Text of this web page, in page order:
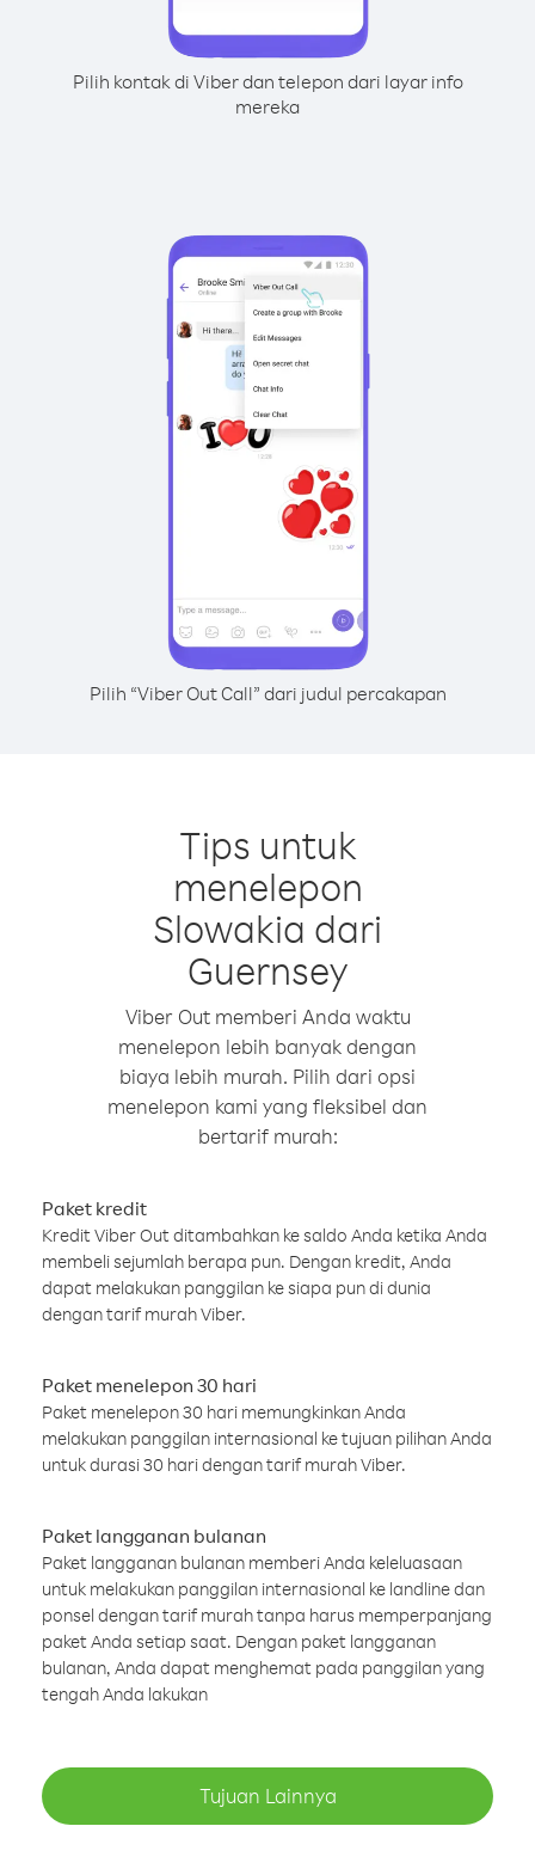
Pilih kontak di Viber dan telepon dari layar info
mereka
Pilih “Viber Out Call” dari judul percakapan
Tips untuk
menelepon
Slowakia dari
Guernsey
Viber Out memberi Anda waktu
menelepon lebih banyak dengan
biaya lebih murah. Pilih dari opsi
menelepon kami yang fleksibel dan
bertarif murah:
Paket kredit
Kredit Viber Out ditambahkan ke saldo Anda ketika Anda
membeli sejumlah berapa pun. Dengan kredit, Anda
dapat melakukan panggilan ke siapa pun di dunia
dengan tarif murah Viber.
Paket menelepon 30 hari
Paket menelepon 30 hari memungkinkan Anda
melakukan panggilan internasional ke tujuan pilihan Anda
untuk durasi 30 hari dengan tarif murah Viber.
Paket langganan bulanan
Paket langganan bulanan memberi Anda keleluasaan
untuk melakukan panggilan internasional ke landline dan
ponsel dengan tarif murah tanpa harus memperpanjang
paket Anda setiap saat. Dengan paket langganan
bulanan, Anda dapat menghemat pada panggilan yang
tengah Anda lakukan
Tujuan Lainnya